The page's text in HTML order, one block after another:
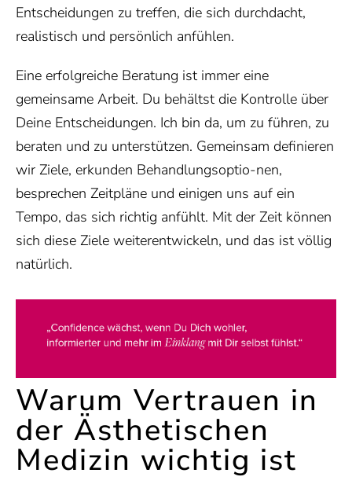
Entscheidungen zu treffen, die sich durchdacht,
realistisch und persönlich anfühlen.
Eine erfolgreiche Beratung ist immer eine
gemeinsame Arbeit. Du behältst die Kontrolle über
Deine Entscheidungen. Ich bin da, um zu führen, zu
beraten und zu unterstützen. Gemeinsam definieren
wir Ziele, erkunden Behandlungsoptio-nen,
besprechen Zeitpläne und einigen uns auf ein
Tempo, das sich richtig anfühlt. Mit der Zeit können
sich diese Ziele weiterentwickeln, und das ist völlig
natürlich.
Warum Vertrauen in
der Ästhetischen
Medizin wichtig ist